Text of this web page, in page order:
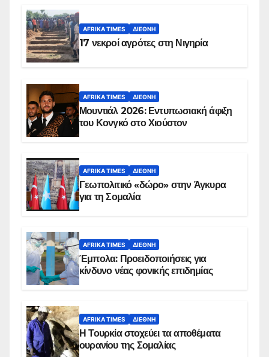
AFRIKA TIMES ΔΙΕΘΝΉ
17 νεκροί αγρότες στη Νιγηρία
AFRIKA TIMES ΔΙΕΘΝΉ
Μουντιάλ 2026: Εντυπωσιακή άφιξη
του Κονγκό στο Χιούστον
AFRIKA TIMES ΔΙΕΘΝΉ
Γεωπολιτικό «δώρο» στην Άγκυρα
για τη Σομαλία
AFRIKA TIMES ΔΙΕΘΝΉ
Έμπολα: Προειδοποιήσεις για
κίνδυνο νέας φονικής επιδημίας
AFRIKA TIMES ΔΙΕΘΝΉ
Η Τουρκία στοχεύει τα αποθέματα
ουρανίου της Σομαλίας